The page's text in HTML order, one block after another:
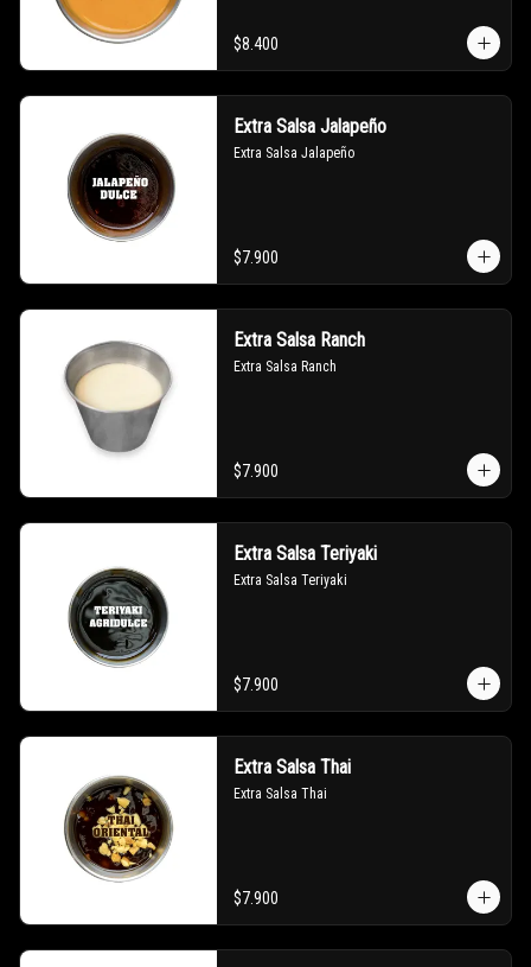
$8.400
Extra Salsa Jalapeño
Extra Salsa Jalapeño
$7.900
Extra Salsa Ranch
Extra Salsa Ranch
$7.900
Extra Salsa Teriyaki
Extra Salsa Teriyaki
$7.900
Extra Salsa Thai
Extra Salsa Thai
$7.900